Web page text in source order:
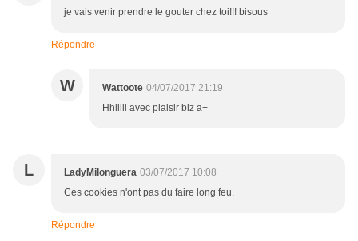
je vais venir prendre le gouter chez toi!!! bisous
Répondre
W Wattoote 04/07/2017 21:19
Hhiiiii avec plaisir biz a+
L LadyMilonguera 03/07/2017 10:08
Ces cookies n'ont pas du faire long feu.
Répondre